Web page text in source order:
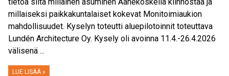
millaiseksi paikkakuntalaiset kokevat Monitoimiaukion
mahdollisuudet. Kyselyn toteutti aluepilotoinnit toteuttava
Lundén Architecture Oy. Kysely oli avoinna 11.4.-26.4.2026
välisenä ...
LUE LISÄÄ »